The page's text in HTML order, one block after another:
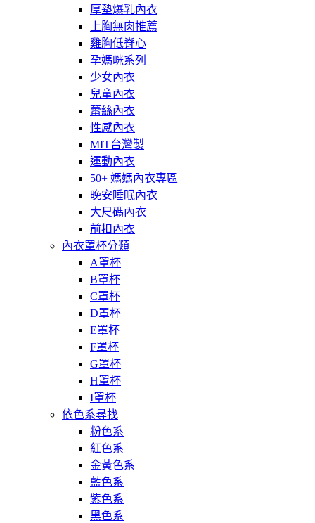
厚墊爆乳內衣
上胸無肉推薦
雞胸低脊心
孕媽咪系列
少女內衣
兒童內衣
蕾絲內衣
性感內衣
MIT台灣製
運動內衣
50+ 媽媽內衣專區
晚安睡眠內衣
大尺碼內衣
前扣內衣
內衣罩杯分類
A罩杯
B罩杯
C罩杯
D罩杯
E罩杯
F罩杯
G罩杯
H罩杯
I罩杯
依色系尋找
粉色系
紅色系
金黃色系
藍色系
紫色系
黑色系